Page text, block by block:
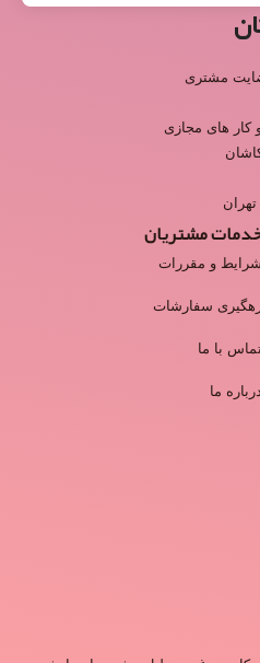
مشتری
کار های مجازی
مشتریان
شرایط و مقررات
سفارشات
با ما
درباره ما